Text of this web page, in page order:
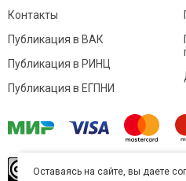
Контакты
Публикация в ВАК
Публикация в РИНЦ
Публикация в ЕГПНИ
произведение
Оставаясь на сайте, вы даете